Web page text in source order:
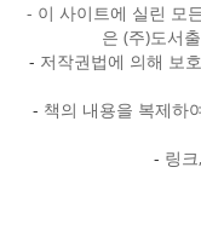
- 이 사이트에 실린 모
은 (주)도서
- 저작권법에 의해 보
- 책의 내용을 복제하
- 링